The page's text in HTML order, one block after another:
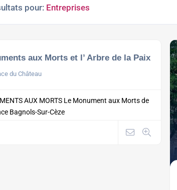
pour: Entreprises
aux Morts et l’ Arbre de la Paix
du Château
AUX MORTS Le Monument aux Morts de
Bagnols-Sur-Cèze